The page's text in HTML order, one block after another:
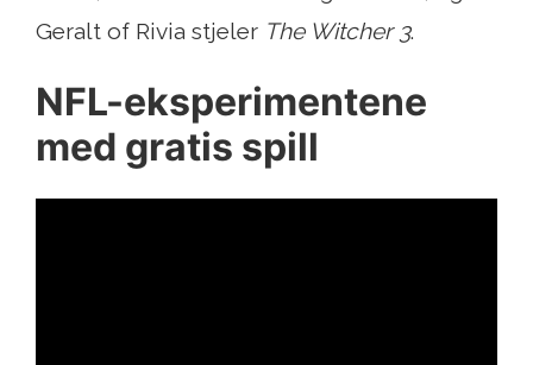
Geralt of Rivia stjeler The Witcher 3.
NFL-eksperimentene
med gratis spill